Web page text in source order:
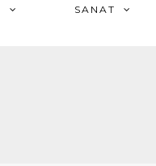
SANAT